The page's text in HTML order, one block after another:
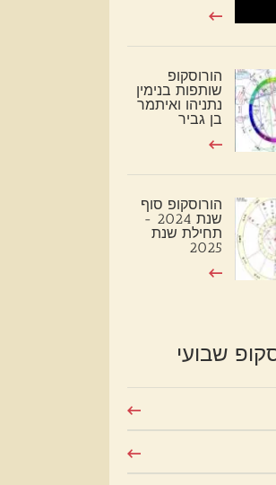
הורוסקופ
שותפות בנימין
נתניהו ואיתמר
בן גביר
הורוסקופ סוף
שנת 2024 -
תחילת שנת
2025
שבועי